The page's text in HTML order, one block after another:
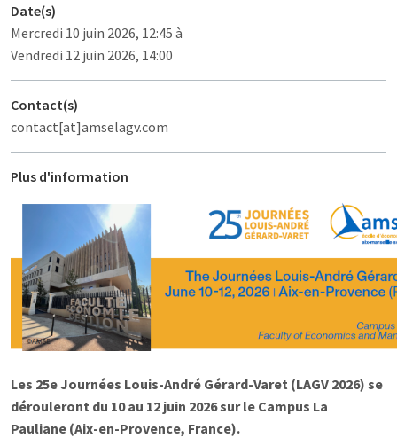
Date(s)
Mercredi 10 juin 2026, 12:45 à
Vendredi 12 juin 2026, 14:00
Contact(s)
contact[at]amselagv.com
Plus d'information
Les 25e Journées Louis-André Gérard-Varet (LAGV 2026) se
dérouleront du 10 au 12 juin 2026 sur le Campus La
Pauliane (Aix-en-Provence, France).